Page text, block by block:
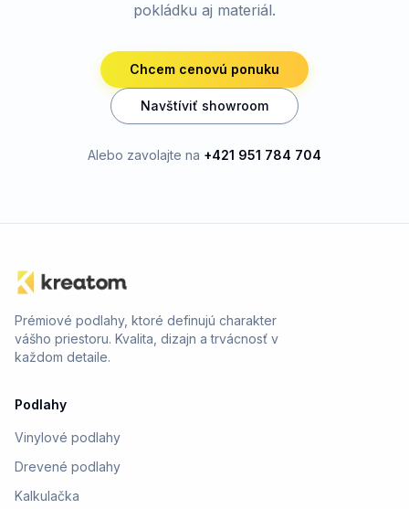
pokládku aj materiál.
Chcem cenovú ponuku
Navštíviť showroom
Alebo zavolajte na +421 951 784 704
Prémiové podlahy, ktoré definujú charakter
vášho priestoru. Kvalita, dizajn a trvácnosť v
každom detaile.
Podlahy
Vinylové podlahy
Drevené podlahy
Kalkulačka